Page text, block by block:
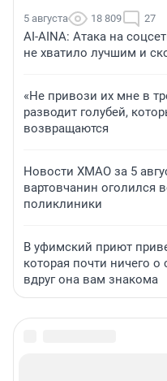
5 августа 18 809 27
AI-AINA: Атака на
не хватило лучшим и
«Не привози их мне в
разводит голубей,
возвращаются
Новости ХМАО за 5
вартовчанин оголился
поликлиники
В уфимский приют
которая почти ничего
вдруг она вам знакома